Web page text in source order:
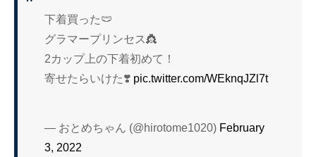
下着買った🩲
グラマープリンセス👸
2カップ上の下着初めて！
寄せたらいけた❣️ pic.twitter.com/WEknqJZl7t
— おとめちゃん (@hirotome1020) February
3, 2022